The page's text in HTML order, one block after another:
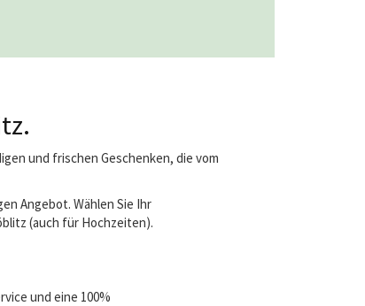
und frischen Geschenken, die vom
Angebot. Wählen Sie Ihr
(auch für Hochzeiten).
und eine 100%